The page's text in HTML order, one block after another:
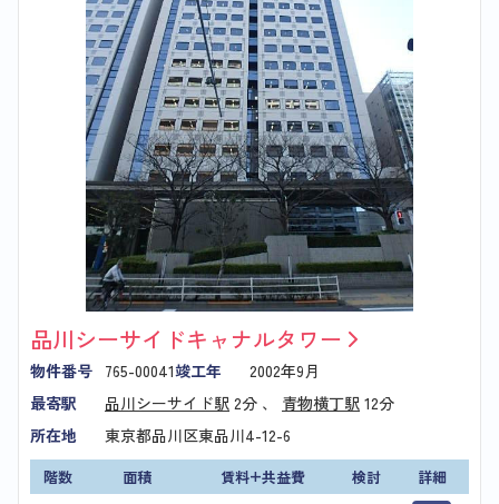
品川シーサイドキャナルタワー
物件番号 765-00041竣工年
2002年9月
最寄駅
品川シーサイド駅 2分 、 青物横丁駅 12分
所在地
東京都品川区東品川4-12-6
階数 面積 賃料+共益費 検討
詳細